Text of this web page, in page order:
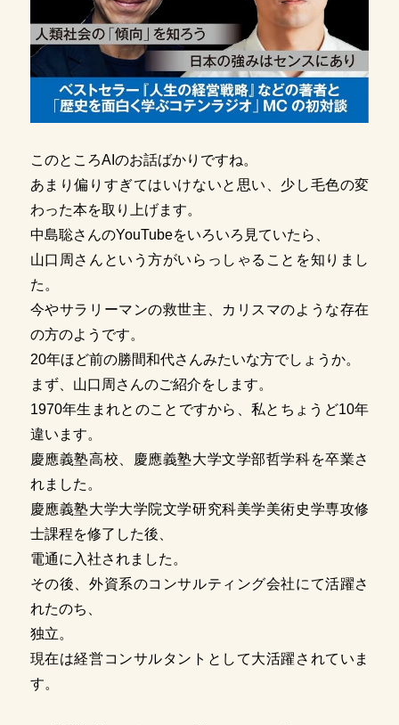
このところAIのお話ばかりですね。
あまり偏りすぎてはいけないと思い、少し毛色の変
わった本を取り上げます。
中島聡さんのYouTubeをいろいろ見ていたら、
山口周さんという方がいらっしゃることを知りまし
た。
今やサラリーマンの救世主、カリスマのような存在
の方のようです。
20年ほど前の勝間和代さんみたいな方でしょうか。
まず、山口周さんのご紹介をします。
1970年生まれとのことですから、私とちょうど10年
違います。
慶應義塾高校、慶應義塾大学文学部哲学科を卒業さ
れました。
慶應義塾大学大学院文学研究科美学美術史学専攻修
士課程を修了した後、
電通に入社されました。
その後、外資系のコンサルティング会社にて活躍さ
れたのち、
独立。
現在は経営コンサルタントとして大活躍されていま
す。